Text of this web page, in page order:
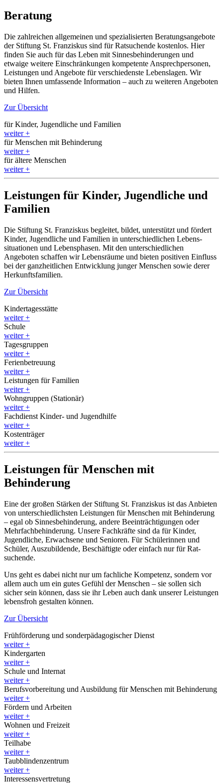
Beratung
Die zahlreichen allgemeinen und spezialisierten Beratungs­angebote
der Stiftung St. Franziskus sind für Rat­suchende kostenlos. Hier
finden Sie auch für das Leben mit Sinnes­behinderungen und
etwaige weitere Ein­schränkungen kompetente Ansprech­personen,
Leistungen und Angebote für verschiedenste Lebens­lagen. Wir
bieten Ihnen umfassende Information – auch zu weiteren Angeboten
und Hilfen.
Zur Übersicht
für Kinder, Jugendliche und Familien
weiter+
für Menschen mit Behinderung
weiter+
für ältere Menschen
weiter+
Leistungen für Kinder, Jugendliche und
Familien
Die Stiftung St. Franziskus begleitet, bildet, unterstützt und fördert
Kinder, Jugendliche und Familien in unter­schiedlichen Lebens­
situationen und Lebens­phasen. Mit den unter­schiedlichen
Angeboten schaffen wir Lebens­räume und bieten positiven Einfluss
bei der ganz­heit­lichen Entwicklung junger Menschen sowie derer
Herkunfts­familien.
Zur Übersicht
Kindertagesstätte
weiter+
Schule
weiter+
Tagesgruppen
weiter+
Ferienbetreuung
weiter+
Leistungen für Familien
weiter+
Wohngruppen (Stationär)
weiter+
Fachdienst Kinder- und Jugendhilfe
weiter+
Kostenträger
weiter+
Leistungen für Menschen mit
Behinderung
Eine der großen Stärken der Stiftung St. Franziskus ist das Anbieten
von unter­schiedlichsten Leistungen für Menschen mit Behinderung
– egal ob Sinnes­behinderung, andere Beein­trächtigungen oder
Mehr­fach­behinderung. Unsere Fachkräfte sind da für Kinder,
Jugendliche, Erwachsene und Senioren. Für Schülerinnen und
Schüler, Aus­zubildende, Beschäftigte oder einfach nur für Rat­
suchende.
Uns geht es dabei nicht nur um fachliche Kompetenz, sondern vor
allem auch um ein gutes Gefühl der Menschen – sie sollen sich
sicher sein können, dass sie ihr Leben auch dank unserer Leistungen
lebens­froh gestalten können.
Zur Übersicht
Frühförderung und sonderpädagogischer Dienst
weiter+
Kindergarten
weiter+
Schule und Internat
weiter+
Berufsvorbereitung und Ausbildung für Menschen mit Behinderung
weiter+
Fördern und Arbeiten
weiter+
Wohnen und Freizeit
weiter+
Teilhabe
weiter+
Taubblindenzentrum
weiter+
Interessensvertretung